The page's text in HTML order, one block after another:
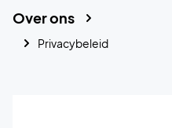
Over ons
Privacybeleid